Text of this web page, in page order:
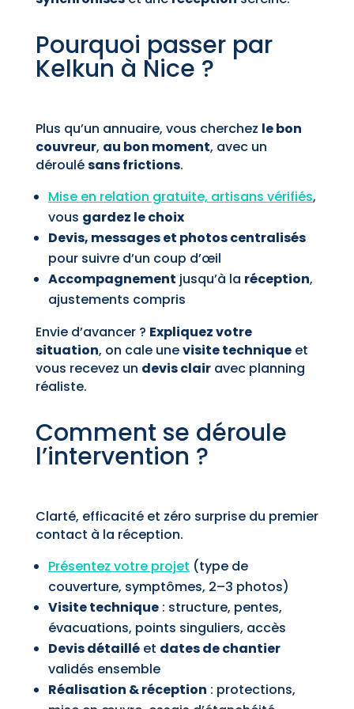
Pourquoi passer par
Kelkun à Nice ?
Plus qu’un annuaire, vous cherchez le bon
couvreur, au bon moment, avec un
déroulésans frictions.
Mise en relation gratuite, artisans vérifiés,
vous gardez le choix
Devis, messages et photos centralisés
pour suivre d’un coup d’œil
Accompagnement jusqu’à la réception,
ajustements compris
Envie d’avancer ? Expliquez votre
situation, on cale unevisite techniqueet
vous recevez un devis clairavec planning
réaliste.
Comment se déroule
l’intervention ?
Clarté, efficacité et zéro surprise du premier
contact à la réception.
Présentez votre projet (type de
couverture, symptômes, 2–3 photos)
Visite technique: structure, pentes,
évacuations, points singuliers, accès
Devis détailléet dates de chantier
validés ensemble
Réalisation & réception : protections,